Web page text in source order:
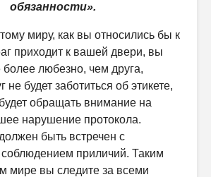
обязанности».
миру, как вы относились бы к
приходит к вашей двери, вы
более любезно, чем друга,
не будет заботиться об этикете,
будет обращать внимание на
нарушение протокола.
быть встречен с
приличий. Таким
мире вы следите за всеми